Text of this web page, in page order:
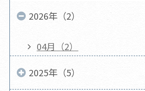
2026年（2）
04月（2）
2025年（5）